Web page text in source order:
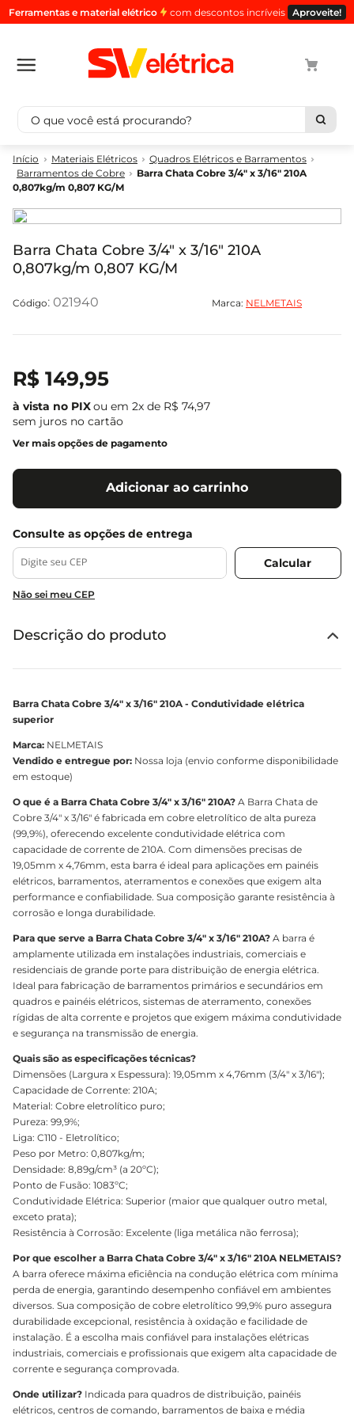
Ferramentas e material elétrico com descontos incríveis Aproveite!
O que você está procurando?
Materiais Elétricos
Quadros Elétricos e Barramentos
Barramentos de Cobre
Barra Chata Cobre 3/4" x 3/16" 210A
0,807kg/m 0,807 KG/M
Barra Chata Cobre 3/4" x 3/16" 210A
0,807kg/m 0,807 KG/M
: 021940 Marca: NELMETAIS
R$ 149,95
ou em 2x de R$ 74,97
sem juros no cartão
Ver mais opções de pagamento
Adicionar ao carrinho
Não sei meu CEP
Descrição do produto
Barra Chata Cobre 3/4" x 3/16" 210A - Condutividade elétrica
superior
Marca: NELMETAIS
Vendido e entregue por: Nossa loja (envio conforme disponibilidade
em estoque)
O que é a Barra Chata Cobre 3/4" x 3/16" 210A? A Barra Chata de
Cobre 3/4" x 3/16" é fabricada em cobre eletrolítico de alta pureza
(99,9%), oferecendo excelente condutividade elétrica com
capacidade de corrente de 210A. Com dimensões precisas de
19,05mm x 4,76mm, esta barra é ideal para aplicações em painéis
elétricos, barramentos, aterramentos e conexões que exigem alta
performance e confiabilidade. Sua composição garante resistência à
corrosão e longa durabilidade.
Para que serve a Barra Chata Cobre 3/4" x 3/16" 210A? A barra é
amplamente utilizada em instalações industriais, comerciais e
residenciais de grande porte para distribuição de energia elétrica.
Ideal para fabricação de barramentos primários e secundários em
quadros e painéis elétricos, sistemas de aterramento, conexões
rígidas de alta corrente e projetos que exigem máxima condutividade
e segurança na transmissão de energia.
Quais são as especificações técnicas?
Dimensões (Largura x Espessura): 19,05mm x 4,76mm (3/4" x 3/16");
Capacidade de Corrente: 210A;
Material: Cobre eletrolítico puro;
Pureza: 99,9%;
Liga: C110 - Eletrolítico;
Peso por Metro: 0,807kg/m;
Densidade: 8,89g/cm³ (a 20ºC);
Ponto de Fusão: 1083ºC;
Condutividade Elétrica: Superior (maior que qualquer outro metal,
exceto prata);
Resistência à Corrosão: Excelente (liga metálica não ferrosa);
Por que escolher a Barra Chata Cobre 3/4" x 3/16" 210A NELMETAIS?
A barra oferece máxima eficiência na condução elétrica com mínima
perda de energia, garantindo desempenho confiável em ambientes
diversos. Sua composição de cobre eletrolítico 99,9% puro assegura
durabilidade excepcional, resistência à oxidação e facilidade de
instalação. É a escolha mais confiável para instalações elétricas
industriais, comerciais e profissionais que exigem alta capacidade de
corrente e segurança comprovada.
Onde utilizar? Indicada para quadros de distribuição, painéis
elétricos, centros de comando, barramentos de baixa e média
Termos mais buscados
1º
cabo
2º
luminaria
4º
4
eletroduto